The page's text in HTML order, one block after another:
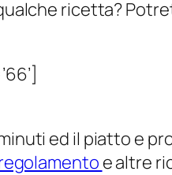
ricetta?
ed il piatto e
e altre